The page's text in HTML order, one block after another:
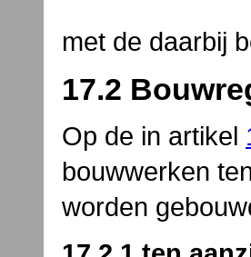
met de daarbij
17.2
Op de in artikel
bouwwerken
worden